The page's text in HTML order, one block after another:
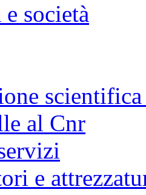
e società
al Cnr
e